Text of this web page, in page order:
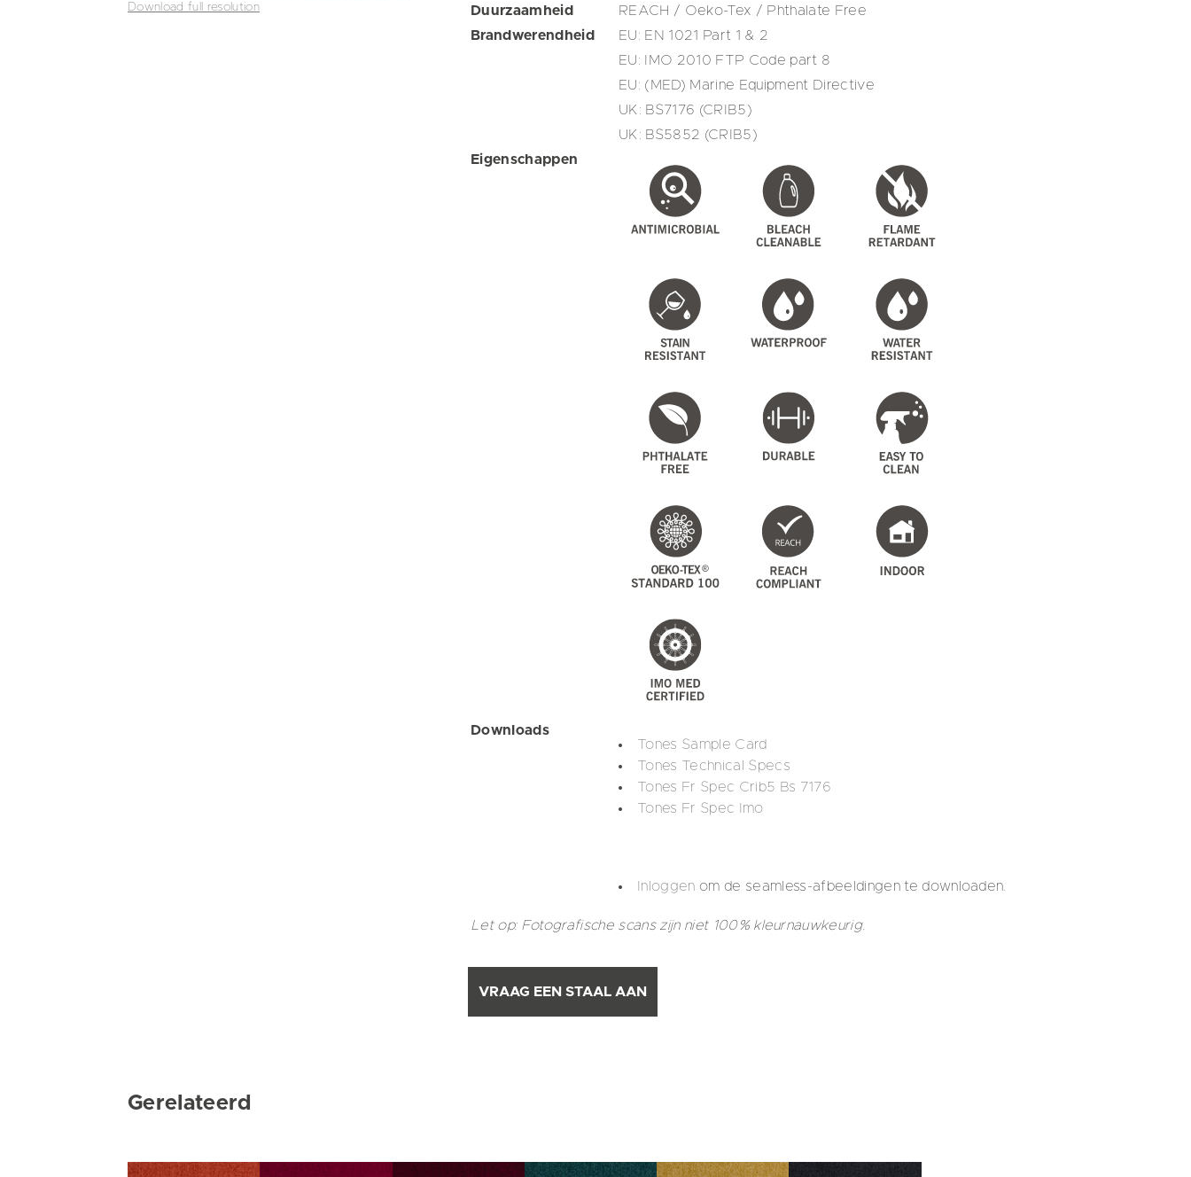
Download full resolution
Duurzaamheid
REACH / Oeko-Tex / Phthalate Free
Brandwerendheid
EU: EN 1021 Part 1 & 2
EU: IMO 2010 FTP Code part 8
EU: (MED) Marine Equipment Directive
UK: BS7176 (CRIB5)
UK: BS5852 (CRIB5)
Eigenschappen
Downloads
Tones Sample Card
Tones Technical Specs
Tones Fr Spec Crib5 Bs 7176
Tones Fr Spec Imo
Inloggen om de seamless-afbeeldingen te downloaden.
Let op: Fotografische scans zijn niet 100% kleurnauwkeurig.
VRAAG EEN STAAL AAN
Gerelateerd